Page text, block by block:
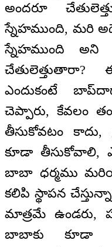
అందరూ
స్నేహముంది, మరి
స్నేహముంది అని
చేతులెత్తుతారా?
ఎందుకంటే
చెప్పారు, కేవలం
తీసుకోవటం కాదు,
కూడా తీసుకోవాలి,
బాబా ధర్మము
కలిపి స్థాపన
మాత్రమే ఉండరు,
బాబాకు కూడా